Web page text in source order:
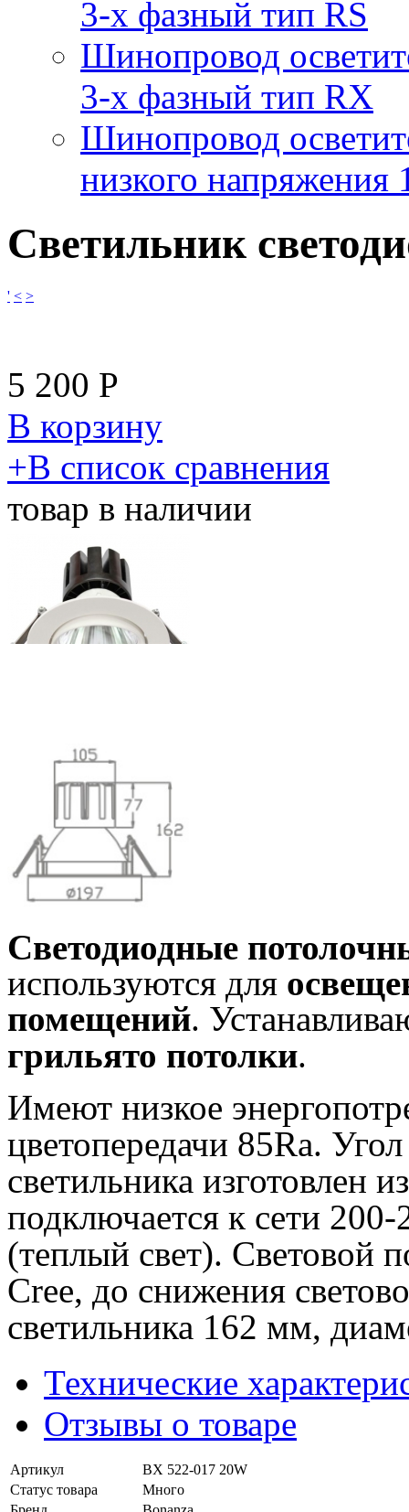
3-х фазный тип RS
Шинопровод
3-х фазный тип RX
Шинопровод
низкого напряжения
Светильник
' < >
5 200 Р
В корзину
​+В список сравнения
товар в наличии
Светодиодные
используются для
помещений.
грильято потолки.
Имеют низкое
цветопередачи 85Ra.
светильника изготовлен
подключается к сети
(теплый свет). Световой
Cree, до снижения
светильника 162 мм,
Технические
Отзывы о товаре
Артикул
BX 522-017 20W
Статус товара
Много